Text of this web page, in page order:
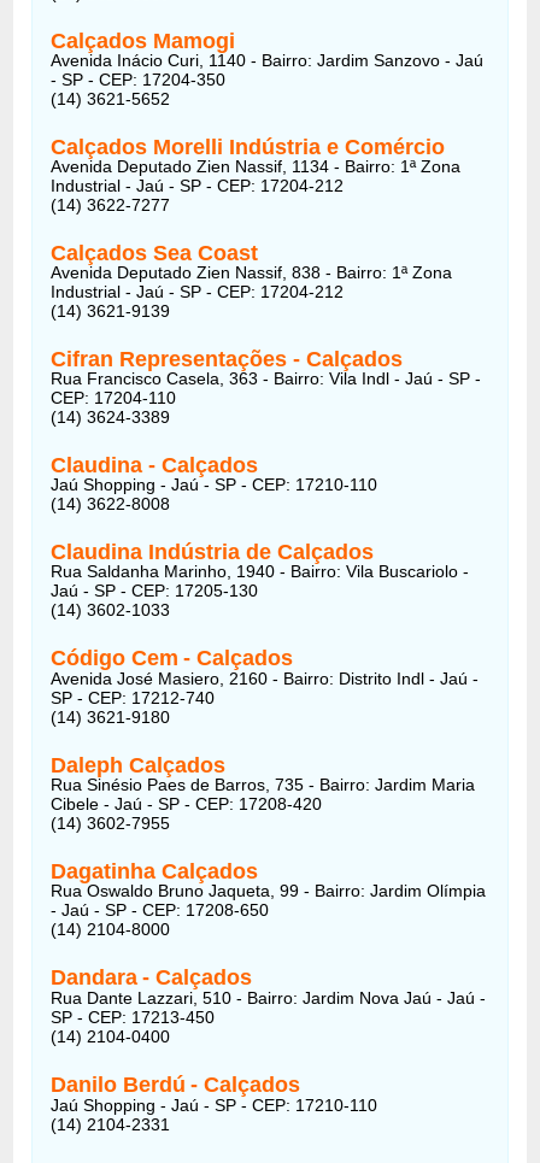
Calçados Mamogi
Avenida Inácio Curi, 1140 - Bairro: Jardim Sanzovo - Jaú
- SP - CEP: 17204-350
(14) 3621-5652
Calçados Morelli Indústria e Comércio
Avenida Deputado Zien Nassif, 1134 - Bairro: 1ª Zona
Industrial - Jaú - SP - CEP: 17204-212
(14) 3622-7277
Calçados Sea Coast
Avenida Deputado Zien Nassif, 838 - Bairro: 1ª Zona
Industrial - Jaú - SP - CEP: 17204-212
(14) 3621-9139
Cifran Representações - Calçados
Rua Francisco Casela, 363 - Bairro: Vila Indl - Jaú - SP -
CEP: 17204-110
(14) 3624-3389
Claudina- Calçados
Jaú Shopping - Jaú - SP - CEP: 17210-110
(14) 3622-8008
Claudina Indústria de Calçados
Rua Saldanha Marinho, 1940 - Bairro: Vila Buscariolo -
Jaú - SP - CEP: 17205-130
(14) 3602-1033
Código Cem - Calçados
Avenida José Masiero, 2160 - Bairro: Distrito Indl - Jaú -
SP - CEP: 17212-740
(14) 3621-9180
Daleph Calçados
Rua Sinésio Paes de Barros, 735 - Bairro: Jardim Maria
Cibele - Jaú - SP - CEP: 17208-420
(14) 3602-7955
Dagatinha Calçados
Rua Oswaldo Bruno Jaqueta, 99 - Bairro: Jardim Olímpia
- Jaú - SP - CEP: 17208-650
(14) 2104-8000
Dandara - Calçados
Rua Dante Lazzari, 510 - Bairro: Jardim Nova Jaú - Jaú -
SP - CEP: 17213-450
(14) 2104-0400
Danilo Berdú - Calçados
Jaú Shopping - Jaú - SP - CEP: 17210-110
(14) 2104-2331